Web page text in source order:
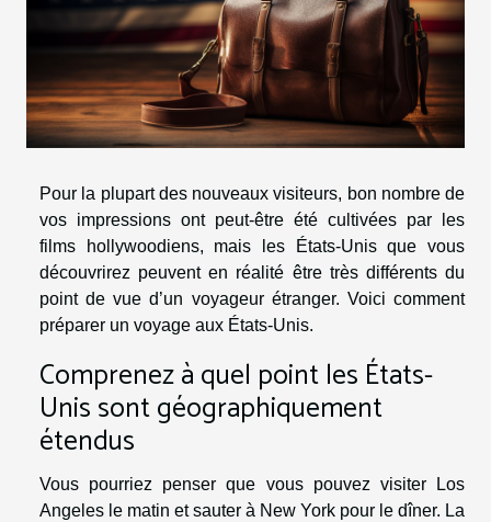
Pour la plupart des nouveaux visiteurs, bon nombre de
vos impressions ont peut-être été cultivées par les
films hollywoodiens, mais les États-Unis que vous
découvrirez peuvent en réalité être très différents du
point de vue d’un voyageur étranger. Voici comment
préparer un voyage aux États-Unis.
Comprenez à quel point les États-
Unis sont géographiquement
étendus
Vous pourriez penser que vous pouvez visiter Los
Angeles le matin et sauter à New York pour le dîner. La